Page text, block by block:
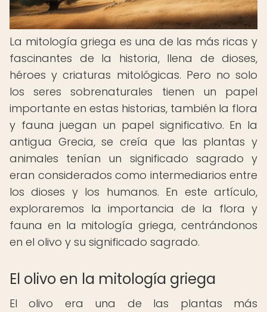
La mitología griega es una de las más ricas y
fascinantes de la historia, llena de dioses,
héroes y criaturas mitológicas. Pero no solo
los seres sobrenaturales tienen un papel
importante en estas historias, también la flora
y fauna juegan un papel significativo. En la
antigua Grecia, se creía que las plantas y
animales tenían un significado sagrado y
eran considerados como intermediarios entre
los dioses y los humanos. En este artículo,
exploraremos la importancia de la flora y
fauna en la mitología griega, centrándonos
en el olivo y su significado sagrado.
El olivo en la mitología griega
El olivo era una de las plantas más